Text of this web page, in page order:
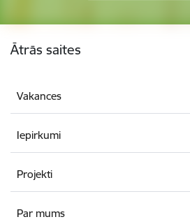
Ātrās saites
Vakances
Iepirkumi
Projekti
Par mums